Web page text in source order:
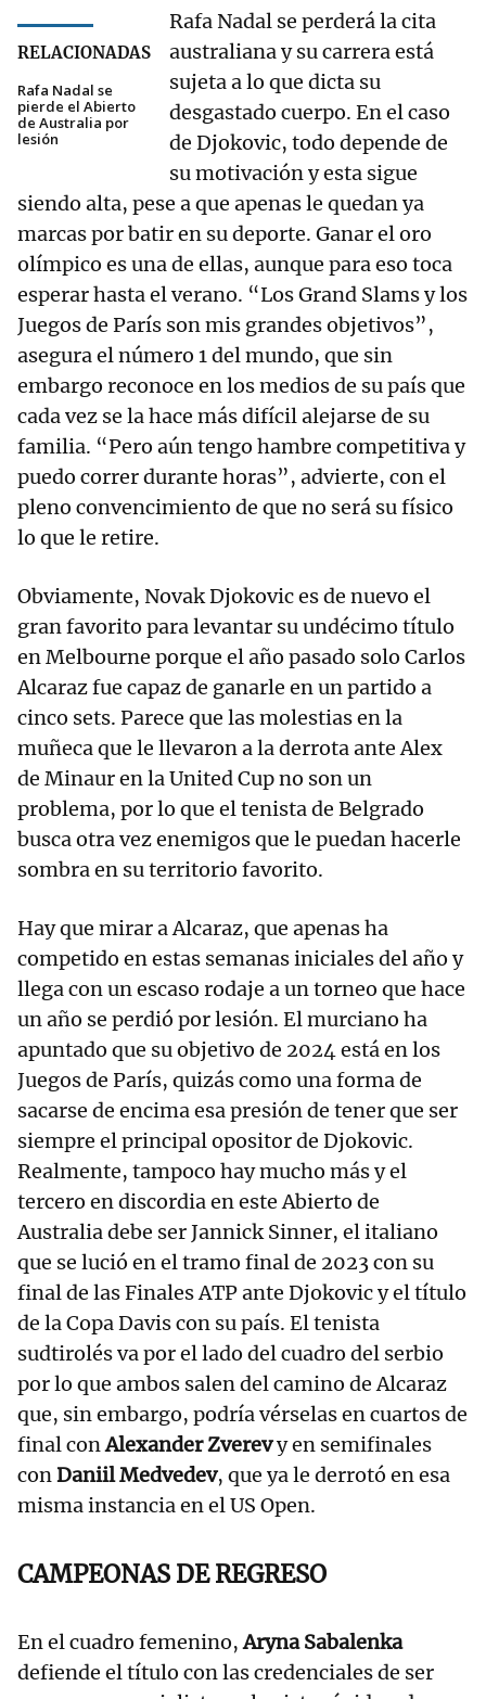
RELACIONADAS
Rafa Nadal se
pierde el Abierto
de Australia por
lesión
Rafa Nadal se perderá la cita
australiana y su carrera está
sujeta a lo que dicta su
desgastado cuerpo. En el caso
de Djokovic, todo depende de
su motivación y esta sigue
siendo alta, pese a que apenas le quedan ya
marcas por batir en su deporte. Ganar el oro
olímpico es una de ellas, aunque para eso toca
esperar hasta el verano. “Los Grand Slams y los
Juegos de París son mis grandes objetivos”,
asegura el número 1 del mundo, que sin
embargo reconoce en los medios de su país que
cada vez se la hace más difícil alejarse de su
familia. “Pero aún tengo hambre competitiva y
puedo correr durante horas”, advierte, con el
pleno convencimiento de que no será su físico
lo que le retire.
Obviamente, Novak Djokovic es de nuevo el
gran favorito para levantar su undécimo título
en Melbourne porque el año pasado solo Carlos
Alcaraz fue capaz de ganarle en un partido a
cinco sets. Parece que las molestias en la
muñeca que le llevaron a la derrota ante Alex
de Minaur en la United Cup no son un
problema, por lo que el tenista de Belgrado
busca otra vez enemigos que le puedan hacerle
sombra en su territorio favorito.
Hay que mirar a Alcaraz, que apenas ha
competido en estas semanas iniciales del año y
llega con un escaso rodaje a un torneo que hace
un año se perdió por lesión. El murciano ha
apuntado que su objetivo de 2024 está en los
Juegos de París, quizás como una forma de
sacarse de encima esa presión de tener que ser
siempre el principal opositor de Djokovic.
Realmente, tampoco hay mucho más y el
tercero en discordia en este Abierto de
Australia debe ser Jannick Sinner, el italiano
que se lució en el tramo final de 2023 con su
final de las Finales ATP ante Djokovic y el título
de la Copa Davis con su país. El tenista
sudtirolés va por el lado del cuadro del serbio
por lo que ambos salen del camino de Alcaraz
que, sin embargo, podría vérselas en cuartos de
final conAlexander Zverevy en semifinales
conDaniil Medvedev, que ya le derrotó en esa
misma instancia en el US Open.
CAMPEONAS DE REGRESO
En el cuadro femenino,Aryna Sabalenka
defiende el título con las credenciales de ser